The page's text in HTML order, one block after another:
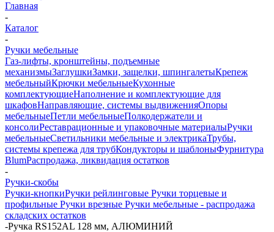
Главная
-
Каталог
-
Ручки мебельные
Газ-лифты, кронштейны, подъемные
механизмыЗаглушкиЗамки, защелки, шпингалетыКрепеж
мебельныйКрючки мебельныеКухонные
комплектующиеНаполнение и комплектующие для
шкафовНаправляющие, системы выдвиженияОпоры
мебельныеПетли мебельныеПолкодержатели и
консолиРеставрационные и упаковочные материалыРучки
мебельныеСветильники мебельные и электрикаТрубы,
системы крепежа для трубКондукторы и шаблоныФурнитура
BlumРаспродажа, ликвидация остатков
-
Ручки-скобы
Ручки-кнопкиРучки рейлинговые Ручки торцевые и
профильные Ручки врезные Ручки мебельные - распродажа
складских остатков
-Ручка RS152AL 128 мм, АЛЮМИНИЙ